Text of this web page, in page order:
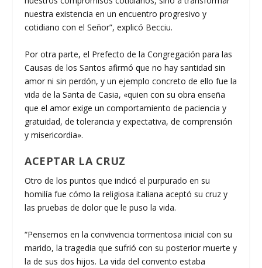
nuestra existencia en un encuentro progresivo y
cotidiano con el Señor”, explicó Becciu.
Por otra parte, el Prefecto de la Congregación para las
Causas de los Santos afirmó que no hay santidad sin
amor ni sin perdón, y un ejemplo concreto de ello fue la
vida de la Santa de Casia, «quien con su obra enseña
que el amor exige un comportamiento de paciencia y
gratuidad, de tolerancia y expectativa, de comprensión
y misericordia».
ACEPTAR LA CRUZ
Otro de los puntos que indicó el purpurado en su
homilía fue cómo la religiosa italiana aceptó su cruz y
las pruebas de dolor que le puso la vida.
“Pensemos en la convivencia tormentosa inicial con su
marido, la tragedia que sufrió con su posterior muerte y
la de sus dos hijos. La vida del convento estaba